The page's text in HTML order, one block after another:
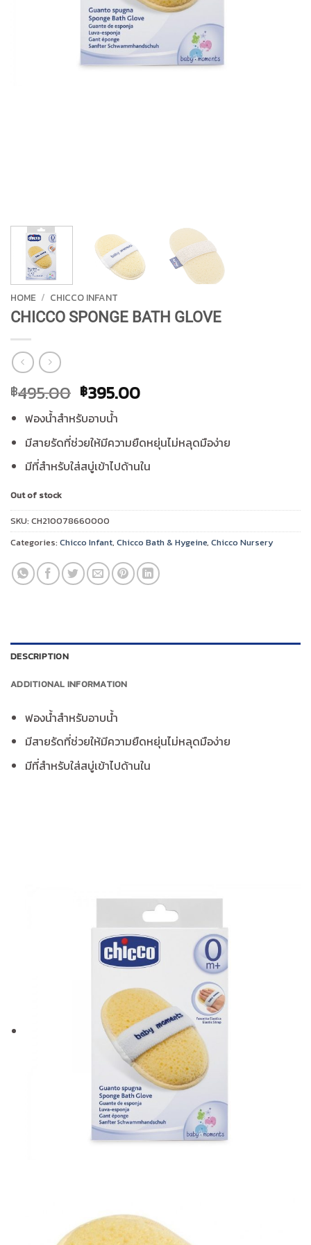
HOME / CHICCO INFANT
CHICCO SPONGE BATH GLOVE
฿495.00 Original
price
was:
฿495.00.
฿395.00Current
฿395.00.
ฟองน้ำสำหรับอาบน้ำ
มีสายรัดที่ช่วยให้มีความยืดหยุ่นไม่หลุดมือง่าย
มีที่สำหรับใส่สบู่เข้าไปด้านใน
Out of stock
SKU: CH210078660000
Categories: Chicco Infant, Chicco Bath & Hygeine, Chicco Nursery
DESCRIPTION
ADDITIONAL INFORMATION
ฟองน้ำสำหรับอาบน้ำ
มีสายรัดที่ช่วยให้มีความยืดหยุ่นไม่หลุดมือง่าย
มีที่สำหรับใส่สบู่เข้าไปด้านใน